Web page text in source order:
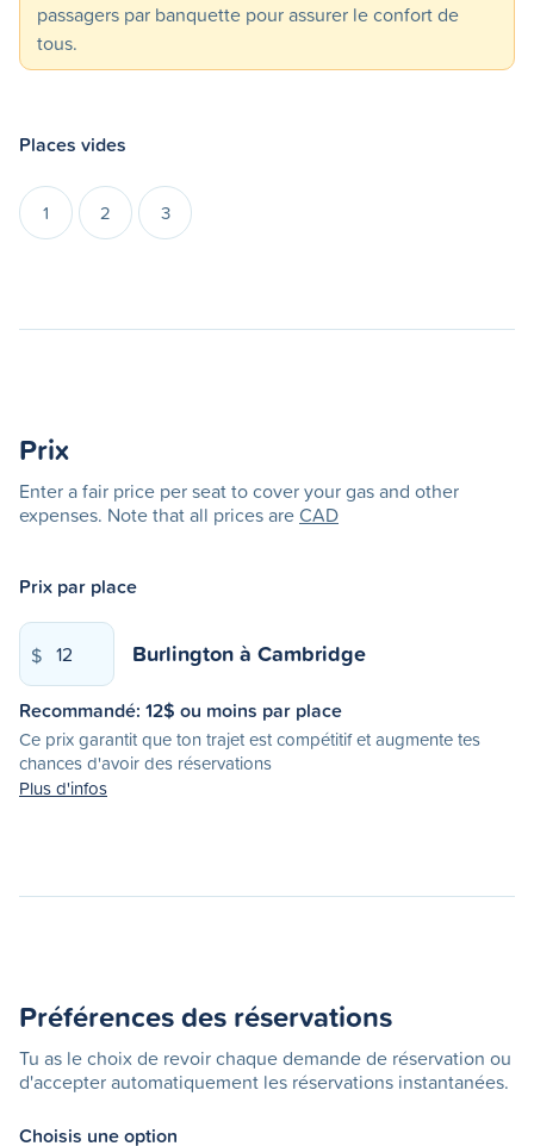
passagers par banquette pour assurer le confort de
tous.
Places vides
1 2 3
Prix
Enter a fair price per seat to cover your gas and other
expenses. Note that all prices areCAD
Prix par place
$ Burlingtonà Cambridge
Recommandé: 12$ ou moins par place
Ce prix garantit que ton trajet est compétitif et augmente tes
chances d'avoir des réservations
Plus d'infos
Préférences des réservations
Tu as le choix de revoir chaque demande de réservation ou
d'accepter automatiquement les réservations instantanées.
Choisis une option